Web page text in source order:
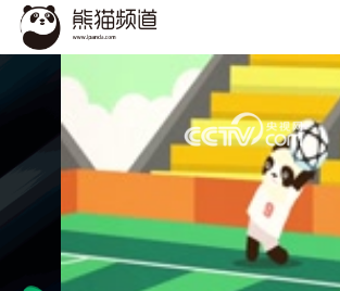
网络开小差了，请稍后再试